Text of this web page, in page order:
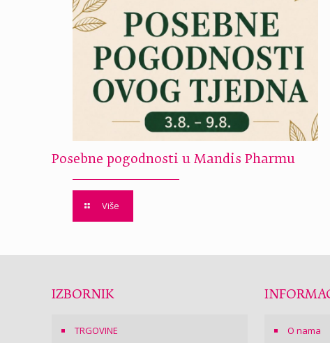
Posebne pogodnosti u Mandis Pharmu
Više
IZBORNIK
TRGOVINE O nama